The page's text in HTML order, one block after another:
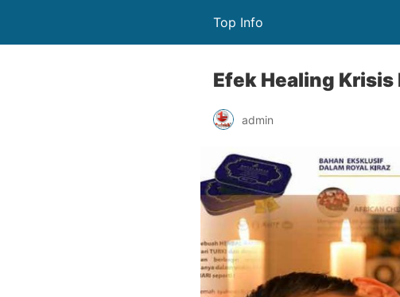
Top Info
Efek Healing Krisis
admin